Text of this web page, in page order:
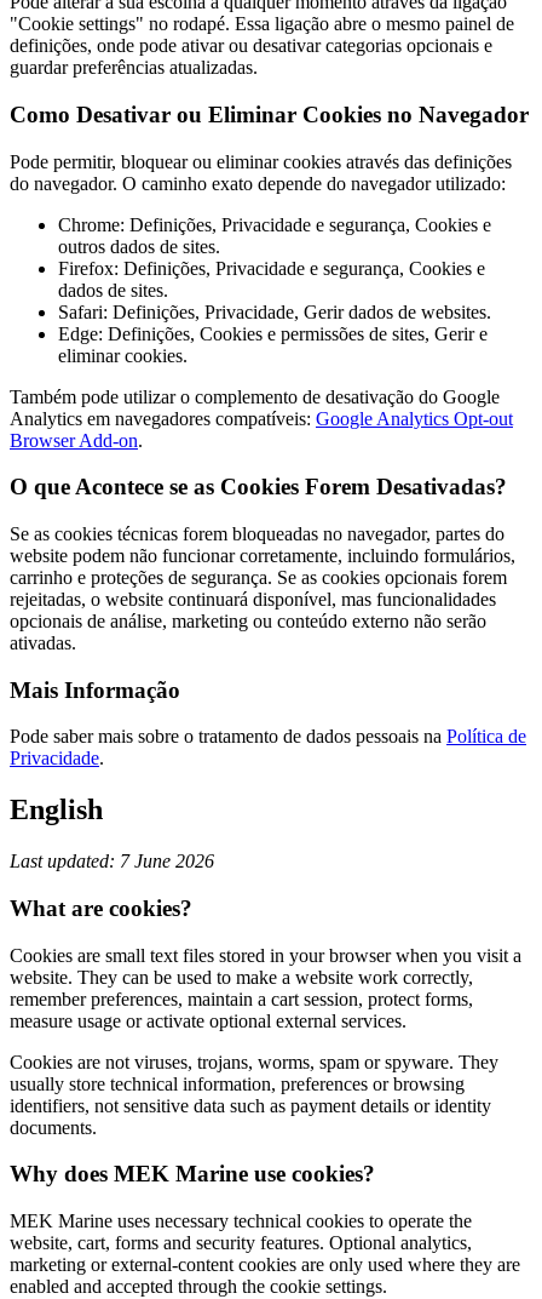
"Cookie settings" no rodapé. Essa ligação abre o mesmo painel de
definições, onde pode ativar ou desativar categorias opcionais e
guardar preferências atualizadas.
Como Desativar ou Eliminar Cookies no Navegador
Pode permitir, bloquear ou eliminar cookies através das definições
do navegador. O caminho exato depende do navegador utilizado:
Chrome: Definições, Privacidade e segurança, Cookies e
outros dados de sites.
Firefox: Definições, Privacidade e segurança, Cookies e
dados de sites.
Safari: Definições, Privacidade, Gerir dados de websites.
Edge: Definições, Cookies e permissões de sites, Gerir e
eliminar cookies.
Também pode utilizar o complemento de desativação do Google
Analytics em navegadores compatíveis: Google Analytics Opt-out
Browser Add-on.
O que Acontece se as Cookies Forem Desativadas?
Se as cookies técnicas forem bloqueadas no navegador, partes do
website podem não funcionar corretamente, incluindo formulários,
carrinho e proteções de segurança. Se as cookies opcionais forem
rejeitadas, o website continuará disponível, mas funcionalidades
opcionais de análise, marketing ou conteúdo externo não serão
ativadas.
Mais Informação
Pode saber mais sobre o tratamento de dados pessoais na Política de
Privacidade.
English
Last updated: 7 June 2026
What are cookies?
Cookies are small text files stored in your browser when you visit a
website. They can be used to make a website work correctly,
remember preferences, maintain a cart session, protect forms,
measure usage or activate optional external services.
Cookies are not viruses, trojans, worms, spam or spyware. They
usually store technical information, preferences or browsing
identifiers, not sensitive data such as payment details or identity
documents.
Why does MEK Marine use cookies?
MEK Marine uses necessary technical cookies to operate the
website, cart, forms and security features. Optional analytics,
marketing or external-content cookies are only used where they are
enabled and accepted through the cookie settings.